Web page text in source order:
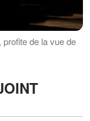
de la vue de